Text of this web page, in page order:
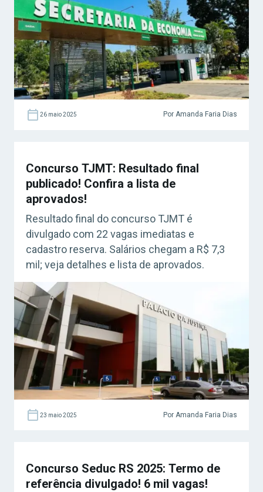
26 maio 2025 Por Amanda Faria Dias
Concurso TJMT: Resultado final
publicado! Confira a lista de
aprovados!
Resultado final do concurso TJMT é
divulgado com 22 vagas imediatas e
cadastro reserva. Salários chegam a R$ 7,3
mil; veja detalhes e lista de aprovados.
23 maio 2025 Por Amanda Faria Dias
Concurso Seduc RS 2025: Termo de
referência divulgado! 6 mil vagas!